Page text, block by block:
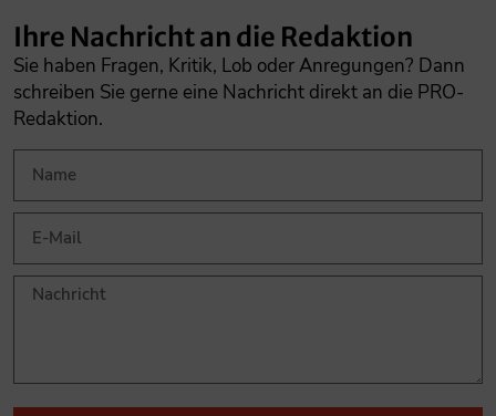
Ihre Nachricht an die Redaktion
Sie haben Fragen, Kritik, Lob oder Anregungen? Dann
schreiben Sie gerne eine Nachricht direkt an die PRO-
Redaktion.